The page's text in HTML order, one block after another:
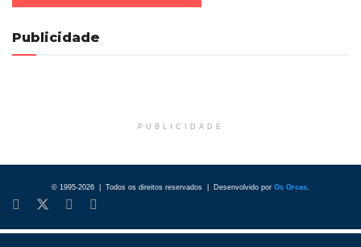
Publicidade
PUBLICIDADE
© 1995-2026 | Todos os direitos reservados | Desenvolvido por Os Orcas.